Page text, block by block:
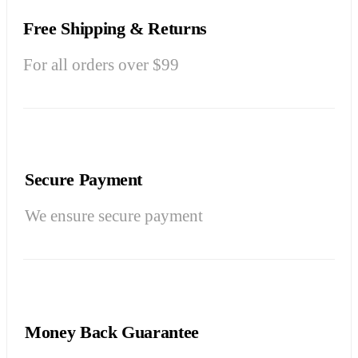
Free Shipping & Returns
For all orders over $99
Secure Payment
We ensure secure payment
Money Back Guarantee